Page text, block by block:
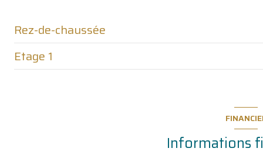
Rez-de-chaussée
salon/sejour
Etage 1
Informations